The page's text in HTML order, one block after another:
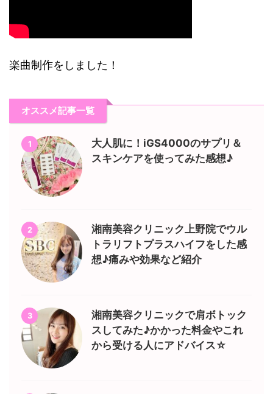
楽曲制作をしました！
オススメ記事一覧
1
大人肌に！iGS4000のサプリ＆
スキンケアを使ってみた感想♪
2
湘南美容クリニック上野院でウル
トラリフトプラスハイフをした感
想♪痛みや効果など紹介
3
湘南美容クリニックで肩ボトック
スしてみた♪かかった料金やこれ
から受ける人にアドバイス☆